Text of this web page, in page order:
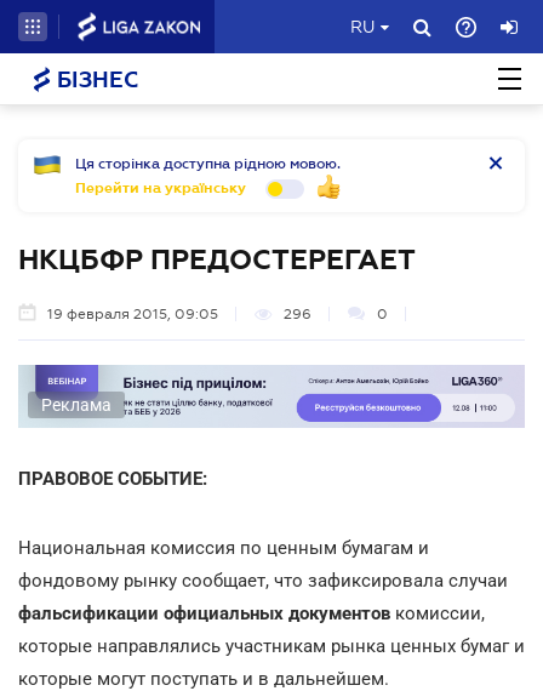
RU
БІЗНЕС
Ця сторінка доступна рідною мовою.
Перейти на українську
НКЦБФР ПРЕДОСТЕРЕГАЕТ
19 февраля 2015, 09:05 296 0
Реклама
ПРАВОВОЕ СОБЫТИЕ:
Национальная комиссия по ценным бумагам и
фондовому рынку сообщает, что зафиксировала случаи
фальсификации официальных документов комиссии,
которые направлялись участникам рынка ценных бумаг и
которые могут поступать и в дальнейшем.